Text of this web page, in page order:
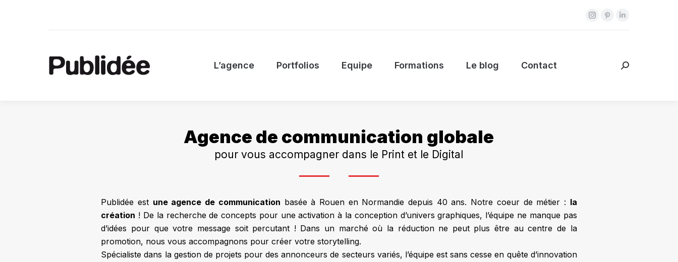
Instagram
in
L’agence Portfolios Equipe Formations Le blog Contact Search:
Agence de communication globale
pour vous accompagner dans le Print et le Digital
Publidée est une agence de communication basée à Rouen en Normandie depuis 40 ans. Notre coeur de métier : la
création ! De la recherche de concepts pour une activation à la conception d’univers graphiques, l’équipe ne manque pas
d’idées pour que votre message soit percutant ! Dans un marché où la réduction ne peut plus être au centre de la
promotion, nous vous accompagnons pour créer votre storytelling.
Spécialiste dans la gestion de projets pour des annonceurs de secteurs variés, l’équipe est sans cesse en quête d’innovation